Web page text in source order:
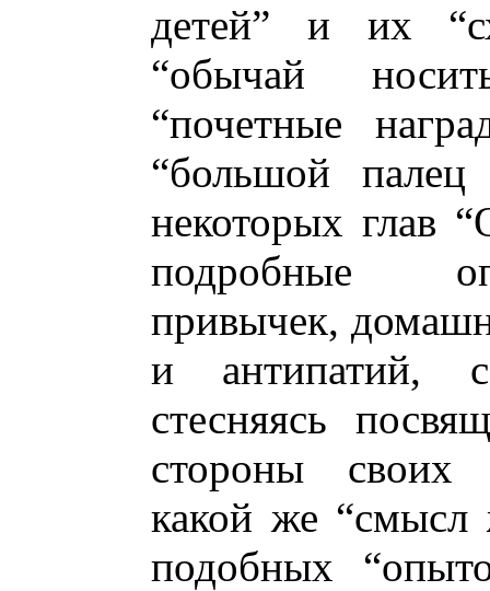
детей” и их
“обычай
“почетные
“большой палец
некоторых глав
подробные
привычек,
и антипатий,
стесняясь
стороны своих
какой же “смысл
подобных